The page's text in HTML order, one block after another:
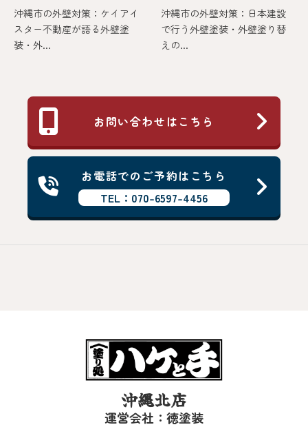
沖縄市の外壁対策：ケイアイ
スター不動産が語る外壁塗
装・外...
沖縄市の外壁対策：日本建設
で行う外壁塗装・外壁塗り替
えの...
お問い合わせはこちら
お電話でのご予約はこちら
TEL：070-6597-4456
沖縄北店
運営会社：徳塗装